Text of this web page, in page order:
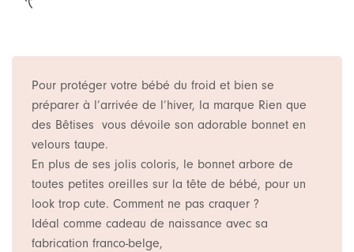
Pour protéger votre bébé du froid et bien se
préparer à l’arrivée de l’hiver, la marque Rien que
des Bêtises vous dévoile son adorable bonnet en
velours taupe.
En plus de ses jolis coloris, le bonnet arbore de
toutes petites oreilles sur la tête de bébé, pour un
look trop cute. Comment ne pas craquer ?
Idéal comme cadeau de naissance avec sa
fabrication franco-belge,